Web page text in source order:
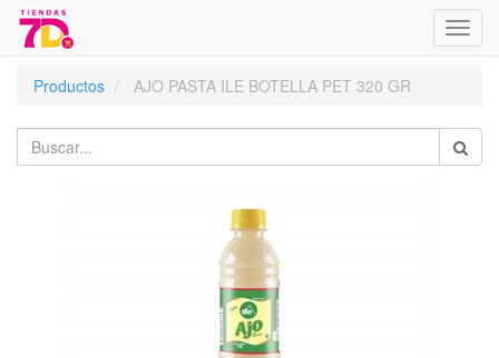
Menú
de
Productos AJO PASTA ILE BOTELLA PET 320 GR